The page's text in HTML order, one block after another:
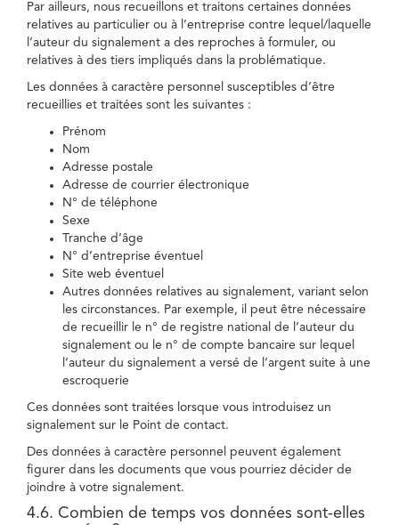
Par ailleurs, nous recueillons et traitons certaines données
relatives au particulier ou à l’entreprise contre lequel/laquelle
l’auteur du signalement a des reproches à formuler, ou
relatives à des tiers impliqués dans la problématique.
Les données à caractère personnel susceptibles d’être
recueillies et traitées sont les suivantes :
Prénom
Nom
Adresse postale
Adresse de courrier électronique
N° de téléphone
Sexe
Tranche d’âge
N° d’entreprise éventuel
Site web éventuel
Autres données relatives au signalement, variant selon
les circonstances. Par exemple, il peut être nécessaire
de recueillir le n° de registre national de l’auteur du
signalement ou le n° de compte bancaire sur lequel
l’auteur du signalement a versé de l’argent suite à une
escroquerie
Ces données sont traitées lorsque vous introduisez un
signalement sur le Point de contact.
Des données à caractère personnel peuvent également
figurer dans les documents que vous pourriez décider de
joindre à votre signalement.
4.6. Combien de temps vos données sont-elles